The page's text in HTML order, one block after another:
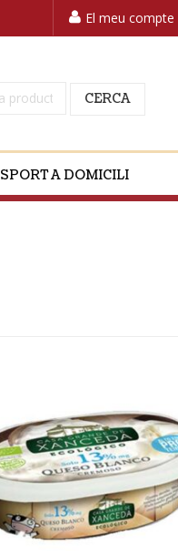
El meu compte
CERCA
A DOMICILI